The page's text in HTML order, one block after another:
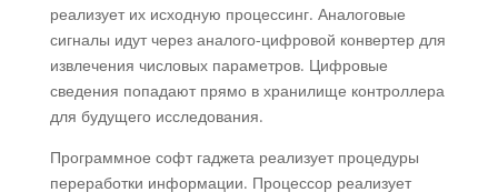
реализует их исходную процессинг. Аналоговые
сигналы идут через аналого-цифровой конвертер для
извлечения числовых параметров. Цифровые
сведения попадают прямо в хранилище контроллера
для будущего исследования.
Программное софт гаджета реализует процедуры
переработки информации. Процессор реализует